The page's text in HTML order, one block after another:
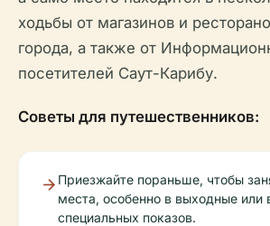
ходьбы от магазинов и
города, а также от
посетителей Саут-Карибу.
Советы для путешественников:
Приезжайте пораньше, чтобы
места, особенно в выходные или
специальных показов.